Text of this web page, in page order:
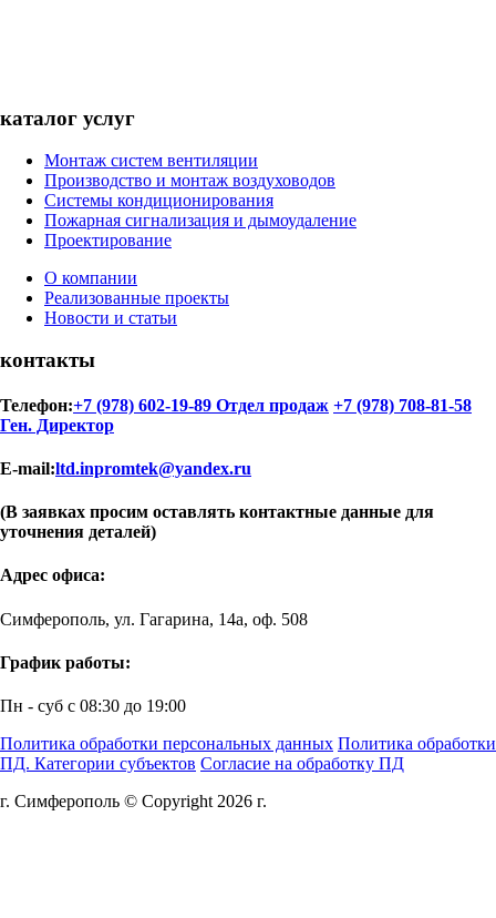
каталог услуг
Монтаж систем вентиляции
Производство и монтаж воздуховодов
Системы кондиционирования
Пожарная сигнализация и дымоудаление
Проектирование
О компании
Реализованные проекты
Новости и статьи
контакты
Телефон:+7 (978) 602-19-89 Отдел продаж +7 (978) 708-81-58
Ген. Директор
E-mail:ltd.inpromtek@yandex.ru
(В заявках просим оставлять контактные данные для
уточнения деталей)
Адрес офиса:
Симферополь, ул. Гагарина, 14а, оф. 508
График работы:
Пн - суб с 08:30 до 19:00
Политика обработки персональных данных Политика обработки
ПД. Категории субъектов Согласие на обработку ПД
г. Симферополь © Copyright 2026 г.